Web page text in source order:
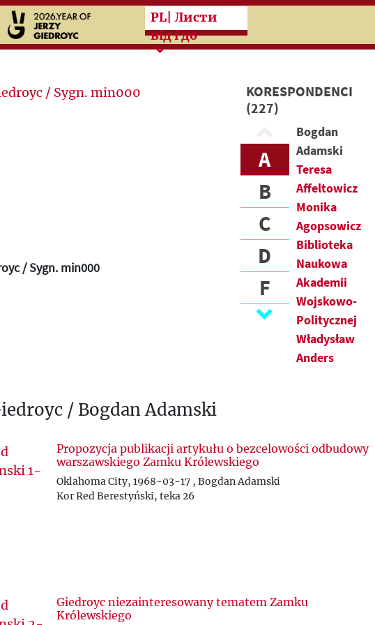
Przeskocz do treści zasadniczej
PL | Листи
від і до
/ Sygn. min000
KORESPONDENCI
(227)
A
B
C
D
F
G
K
L
O
Bogdan
Adamski
Teresa
Affeltowicz
Monika
Agopsowicz
Biblioteka
Naukowa
Akademii
Wojskowo-
Politycznej
Władysław
Anders
/ Bogdan Adamski
Propozycja publikacji artykułu o bezcelowości odbudowy
warszawskiego Zamku Królewskiego
Oklahoma City, 1968-03-17 , Bogdan Adamski
Kor Red Berestyński, teka 26
Giedroyc niezainteresowany tematem Zamku
Królewskiego